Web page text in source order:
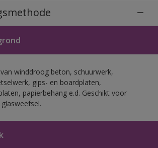
winddroog beton, schuurwerk,
gips- en boardplaten,
papierbehang e.d. Geschikt voor